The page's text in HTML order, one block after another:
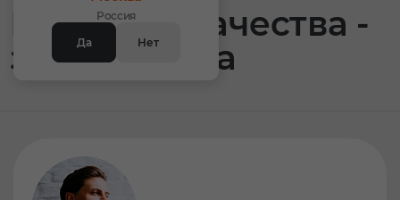
Россия
Да
Нет
Гарантии качества -
залог успеха